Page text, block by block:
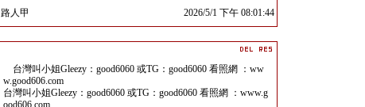
路人甲
2026/5/1 下午 08:01:44
台灣叫小姐Gleezy：good6060 或TG：good6060 看照網 ：ww
w.good606.com
台灣叫小姐Gleezy：good6060 或TG：good6060 看照網 ：www.g
ood606.com